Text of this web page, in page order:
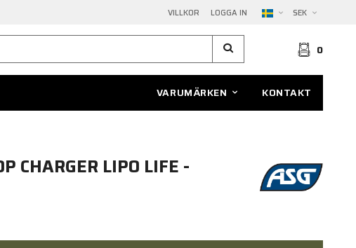
VILLKOR LOGGA IN SEK
0
VARUMÄRKEN KONTAKT
CHARGER LIPO LIFE -